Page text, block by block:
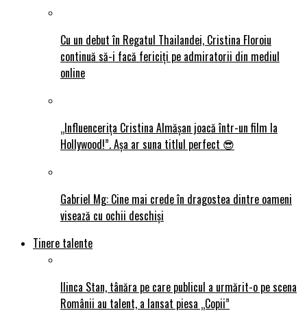
Cu un debut în Regatul Thailandei, Cristina Floroiu
continuă să-i facă fericiți pe admiratorii din mediul
online
„Influencerița Cristina Almășan joacă într-un film la
Hollywood!”. Așa ar suna titlul perfect 😎
Gabriel Mg: Cine mai crede în dragostea dintre oameni
visează cu ochii deschiși
Tinere talente
Ilinca Stan, tânăra pe care publicul a urmărit-o pe scena
Românii au talent, a lansat piesa „Copii”